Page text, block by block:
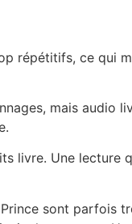
ce qui
mais
livre. Une
sont parfois